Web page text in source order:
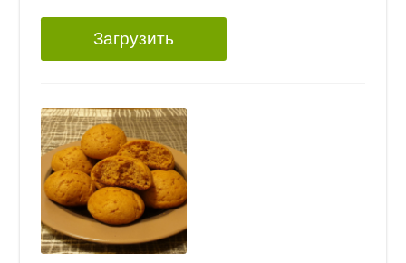
Загрузить